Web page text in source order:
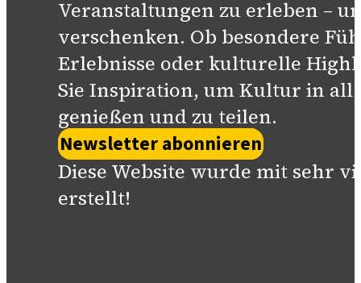
Veranstaltungen zu erleben –
verschenken. Ob besondere
Erlebnisse oder kulturelle
Sie Inspiration, um Kultur in all
genießen und zu teilen.
Newsletter abonnieren
Diese Website wurde mit sehr
erstellt!